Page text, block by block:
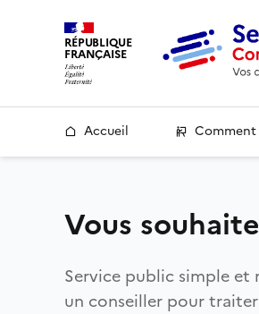
RÉPUBLIQUE
FRANÇAISE
Accueil Comment
Vous
Service public simple et
un conseiller pour